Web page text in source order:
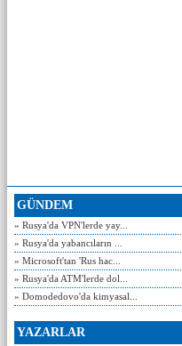
GÜNDEM
» Rusya'da VPN'lerde yay...
» Rusya'da yabancıların ...
» Microsoft'tan 'Rus hac...
» Rusya'da ATM'lerde dol...
» Domodedovo'da kimyasal...
YAZARLAR